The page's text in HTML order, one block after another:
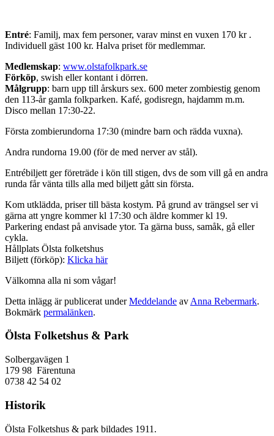
Entré: Familj, max fem personer, varav minst en vuxen 170 kr .
Individuell gäst 100 kr. Halva priset för medlemmar.
Medlemskap: www.olstafolkpark.se
Förköp, swish eller kontant i dörren.
Målgrupp: barn upp till årskurs sex. 600 meter zombiestig genom
den 113-år gamla folkparken. Kafé, godisregn, hajdamm m.m.
Disco mellan 17:30-22.
Första zombie­rundorna 17:30 (mindre barn och rädda vuxna).
Andra rundorna 19.00 (för de med nerver av stål).
Entrébiljett ger företräde i kön till stigen, dvs de som vill gå en andra
runda får vänta tills alla med biljett gått sin första.
Kom utklädda, priser till bästa kostym. På grund av trängsel ser vi
gärna att yngre kommer kl 17:30 och äldre kommer kl 19.
Parkering endast på anvisade ytor. Ta gärna buss, samåk, gå eller
cykla.
Hållplats Ölsta folketshus
Biljett (förköp): Klicka här
Välkomna alla ni som vågar!
Detta inlägg är publicerat underMeddelande av Anna Rebermark.
Bokmärk permalänken.
Ölsta Folketshus & Park
Solbergavägen 1
179 98 Färentuna
0738 42 54 02
Historik
Ölsta Folketshus & park bildades 1911.